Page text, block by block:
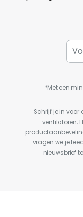
*Met een
Schrijf je in voor
ventilatoren,
vragen we je
nieuwsbrief